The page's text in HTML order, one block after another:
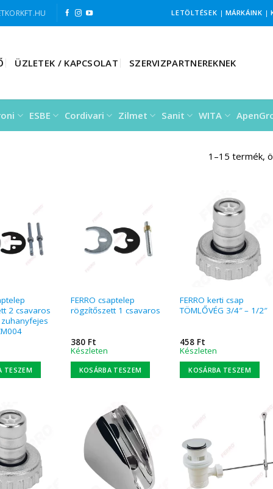
LETÖLTÉSEK | MÁRKÁINK |
ÜZLETEK / KAPCSOLAT SZERVIZPARTNEREKNEK
ESBE Cordivari Zilmet Sanit WITA
1–15 termék,
2 csavaros
TESZEM
FERRO csaptelep
rögzítőszett 1 csavaros
380 Ft
Készleten
KOSÁRBA TESZEM
FERRO kerti csap
TÖMLŐVÉG 3/4″ – 1/2″
458 Ft
Készleten
KOSÁRBA TESZEM